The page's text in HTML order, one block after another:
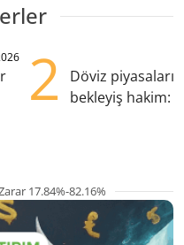
2
Döviz
bekleyiş hakim:
17.84%-82.16%